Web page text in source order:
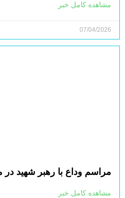
مشاهده کامل خبر
07/04/2026
مراسم وداع با رهبر شهید در
مشاهده کامل خبر